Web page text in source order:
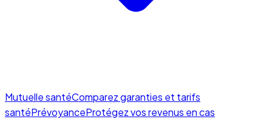
Mutuelle santéComparez garanties et tarifs
santéPrévoyanceProtégez vos revenus en cas